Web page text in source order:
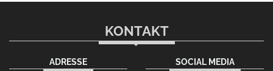
KONTAKT
ADRESSE SOCIAL MEDIA